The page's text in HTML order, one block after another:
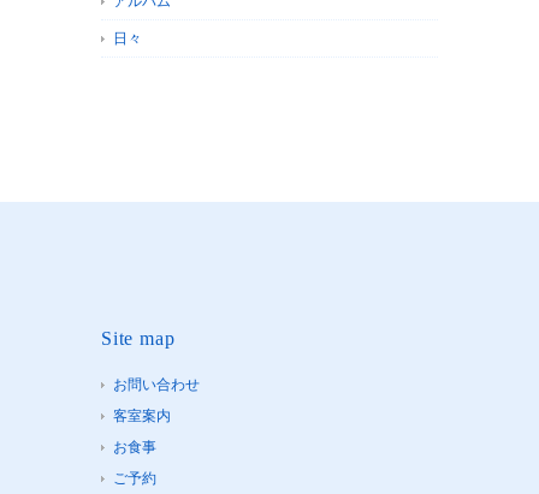
日々
Site map
お問い合わせ
客室案内
お食事
ご予約